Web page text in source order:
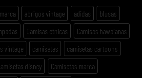
abrigos vintage adidas
blusas
Camisas etnicas
Camisas hawaianas
vintage camisetas
camisetas cartoons
disney
Camisetas marca